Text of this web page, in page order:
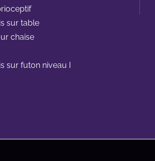
sur table
chaise
sur futon niveau I